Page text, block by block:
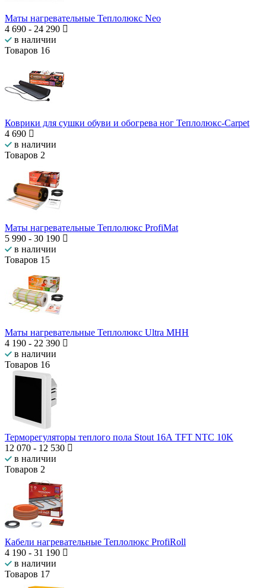
Маты нагревательные Теплолюкс Neo
4 690 - 24 290
в наличии
Товаров 16
Коврики для сушки обуви и обогрева ног Теплолюкс-Carpet
4 690
в наличии
Товаров 2
Маты нагревательные Теплолюкс ProfiMat
5 990 - 30 190
в наличии
Товаров 15
Маты нагревательные Теплолюкс Ultra МНН
4 190 - 22 390
в наличии
Товаров 16
Терморегуляторы теплого пола Stout 16А TFT NTC 10K
12 070 - 12 530
в наличии
Товаров 2
Кабели нагревательные Теплолюкс ProfiRoll
4 190 - 31 190
в наличии
Товаров 17